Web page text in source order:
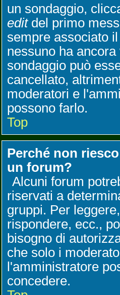
un sondaggio,
editdel primo
sempre associato
nessuno ha
sondaggio può
cancellato,
moderatori e
possono farlo.
Top
Perché non
un forum?
Alcuni forum
riservati a
gruppi. Per
rispondere, ecc.,
bisogno di
che solo i
l'amministratore
concedere.